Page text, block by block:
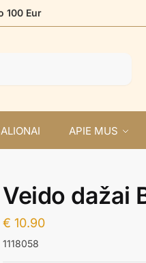
100 Eur
APIE MUS
Veido dažai
€ 10.90
1118058